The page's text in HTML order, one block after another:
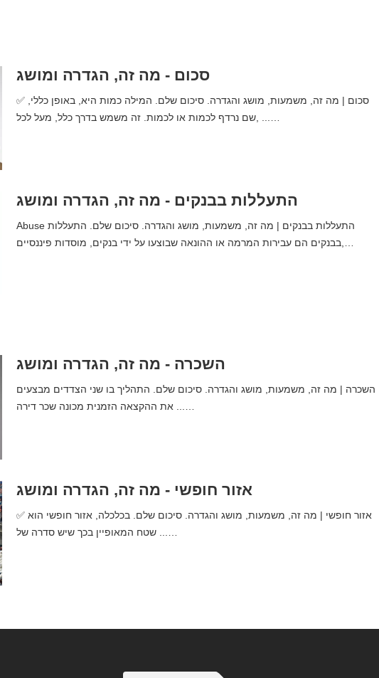
סכום - מה זה, הגדרה ומושג
✅ סכום | מה זה, משמעות, מושג והגדרה. סיכום שלם. המילה כמות היא, באופן כללי,
התעללות בבנקים - מה זה, הגדרה ומושג
Abuse התעללות בבנקים | מה זה, משמעות, מושג והגדרה. סיכום שלם. התעללות
השכרה - מה זה, הגדרה ומושג
השכרה | מה זה, משמעות, מושג והגדרה. סיכום שלם. התהליך בו שני הצדדים מבצעים
את ההקצאה הזמנית מכונה שכר דירה ...…
אזור חופשי - מה זה, הגדרה ומושג
✅ אזור חופשי | מה זה, משמעות, מושג והגדרה. סיכום שלם. בכלכלה, אזור חופשי הוא